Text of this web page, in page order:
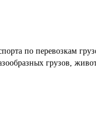
по перевозкам
грузов,